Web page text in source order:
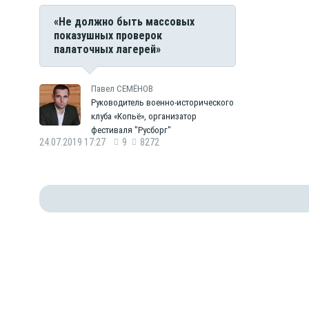
«Не должно быть массовых
показушных проверок
палаточных лагерей»
Павел СЕМЁНОВ
Руководитель военно-исторического
клуба «Копьё», организатор
фестиваля "Русборг"
24.07.2019 17:27 9 8272